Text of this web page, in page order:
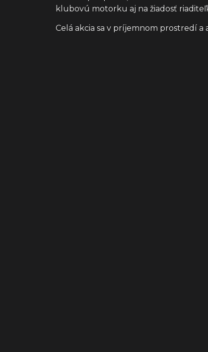
klubovú motorku aj na žiadosť
Celá akcia sa v príjemnom prostredí